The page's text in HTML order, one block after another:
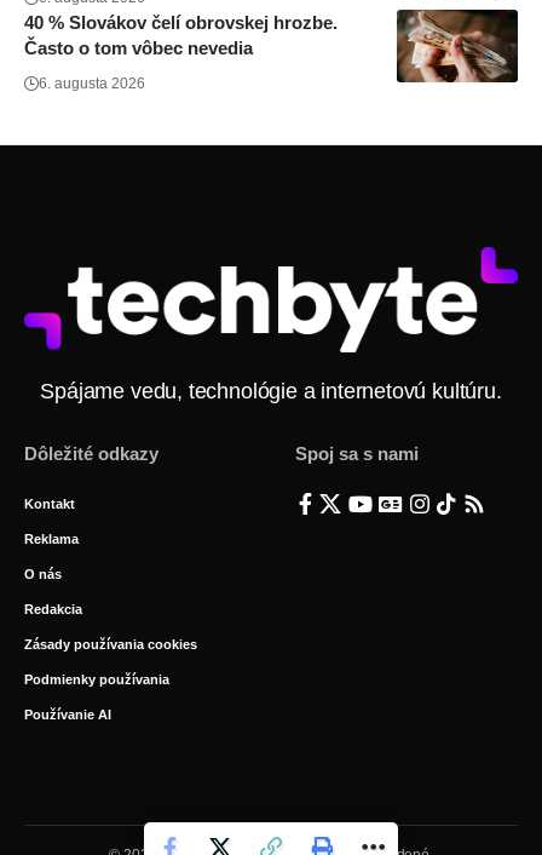
40 % Slovákov čelí obrovskej hrozbe.
Často o tom vôbec nevedia
6. augusta 2026
Spájame vedu, technológie a internetovú kultúru.
Dôležité odkazy
Kontakt
Reklama
O nás
Redakcia
Zásady používania cookies
Podmienky používania
Používanie AI
Spoj sa s nami